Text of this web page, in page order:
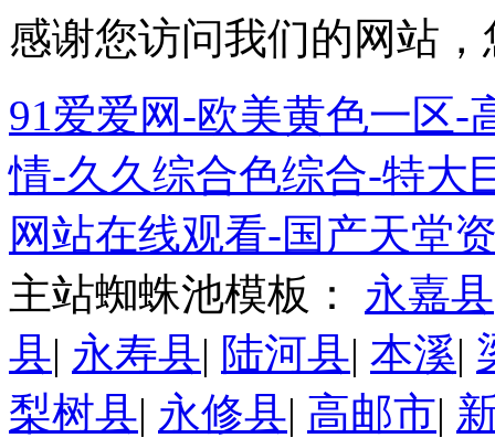
感谢您访问我们的网站
91爱爱网-欧美黄色一区-
情-久久综合色综合-特大
网站在线观看-国产天堂
主站蜘蛛池模板： 永嘉县
县| 永寿县| 陆河县| 本溪|
梨树县| 永修县| 高邮市|